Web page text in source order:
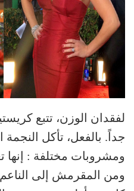
لفقدان الوزن، تتبع
جداً. بالفعل، تأكل
ومشروبات مختلفة : إنها
ومن المقرمش إلى